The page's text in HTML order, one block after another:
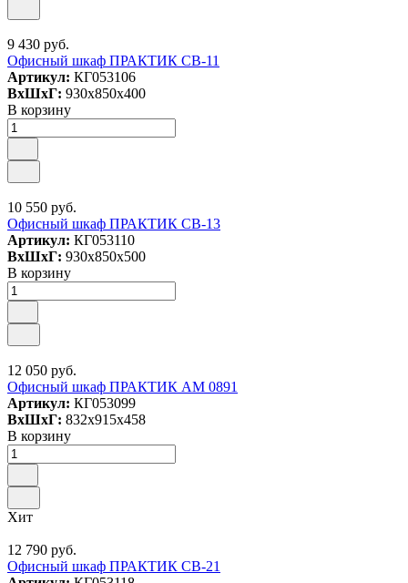
9 430 руб.
Офисный шкаф ПРАКТИК СВ-11
Артикул: КГ053106
ВxШxГ: 930x850x400
В корзину
10 550 руб.
Офисный шкаф ПРАКТИК СВ-13
Артикул: КГ053110
ВxШxГ: 930x850x500
В корзину
12 050 руб.
Офисный шкаф ПРАКТИК AM 0891
Артикул: КГ053099
ВxШxГ: 832x915x458
В корзину
Хит
12 790 руб.
Офисный шкаф ПРАКТИК СВ-21